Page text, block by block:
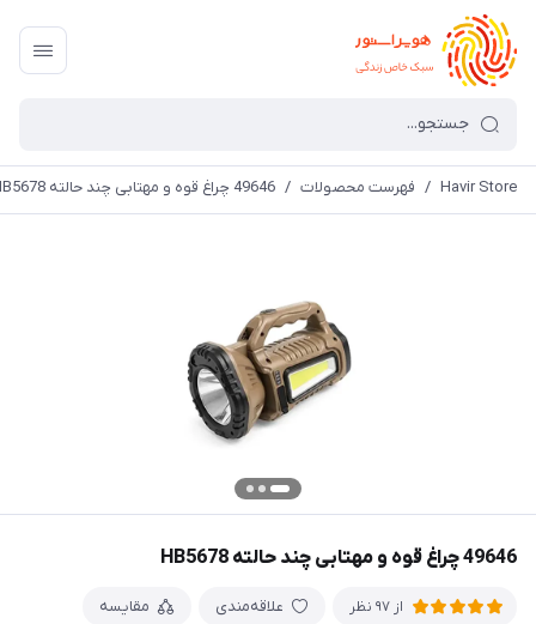
Havir Store
/ فهرست محصولات / 49646 چراغ قوه و مهتابی چند حالته HB5678
49646 چراغ قوه و مهتابی چند حالته HB5678
از 97 نظر علاقه‌مندی مقایسه